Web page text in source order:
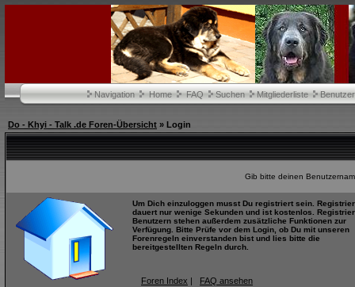
Navigation Home FAQ Suchen Mitgliederliste
Do - Khyi - Talk .de Foren-Übersicht » Login
Gib bitte deinen
Um Dich einzuloggen musst Du registriert sein.
dauert nur wenige Sekunden und ist kostenlos.
Benutzern stehen außerdem zusätzliche Funktionen zur
Verfügung. Bitte Prüfe vor dem Login, ob Du mit unseren
Forenregeln einverstanden bist und lies bitte die
bereitgestellten Regeln durch.
Foren Index | FAQ ansehen